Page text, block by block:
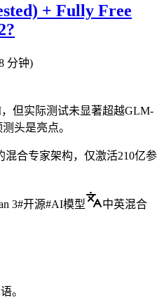
+ Fully Free
分钟)
但实际测试未显著超越GLM-
头是亮点。
混合专家架构，仅激活210亿参
3#开源#AI模型 中英混合
。